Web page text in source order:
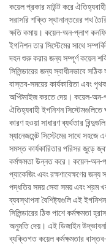
কয়েল প্রকার মাউন্ট করে
সরাসরি শক্তি স্থানান্তরের পথ
ক্ষতি কমায়। কয়েল-অন-প্লাগ
ইগনিশন তার সিস্টেমের সাথে
দহন শুরু করার জন্য সম্পূর্ণ কয়েল
সিলিন্ডারের জন্য স্বাধীনভাবে সঠিক
বাস্তব-সময়ের কার্যকারিতা এবং
অপ্টিমাইজ করতে দেয়। কয়েল-অন-
ঐতিহ্যবাহী ইগনিশন
কারণ হওয়া সাধারণ ব্যর্থতার
ম্যানেজমেন্ট সিস্টেমের সাথে সহজে
সমস্ত কার্যকারিতার পরিসর জুড়ে
কর্মক্ষমতা উন্নত করে। কয়েল-অন-
প্যাকেজিং এবং রক্ষণাবেক্ষণের জন্য
পদ্ধতির সময় সেবা সময় এবং শ্রম
ব্যবস্থাপনা বৈশিষ্ট্যগুলি এই
সিলিন্ডারের ঠিক পাশে কর্মক্ষমতা
অনুমতি দেয়। এই ডিজাইন
ব্যক্তিগত কয়েল কর্মক্ষমতার বাস্তব-